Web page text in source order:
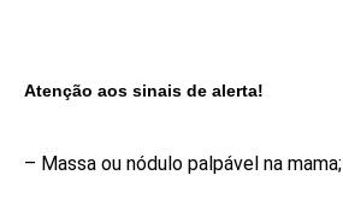
Atenção aos sinais de alerta!
– Massa ou nódulo palpável na mama;